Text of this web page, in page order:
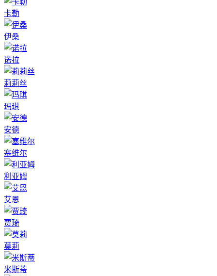
卡勒
伊桑
诺拉
莉莉丝
玛琪
安德
塞维尔
利亚姆
艾恩
贾琦
莫莉
米斯蒂